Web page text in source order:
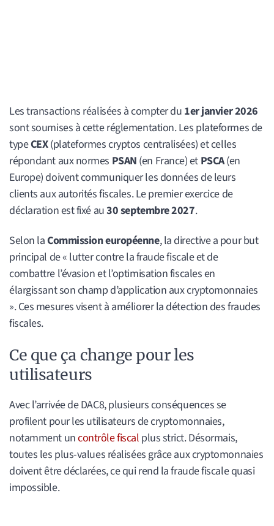
Les transactions réalisées à compter du 1er janvier 2026
sont soumises à cette réglementation. Les plateformes de
typeCEX(plateformes cryptos centralisées) et celles
répondant aux normes PSAN (en France) et PSCA(en
Europe) doivent communiquer les données de leurs
clients aux autorités fiscales. Le premier exercice de
déclaration est fixé au30 septembre 2027.
Selon laCommission européenne, la directive a pour but
principal de « lutter contre la fraude fiscale et de
combattre l’évasion et l’optimisation fiscales en
élargissant son champ d’application aux cryptomonnaies
». Ces mesures visent à améliorer la détection des fraudes
fiscales.
Ce que ça change pour les
utilisateurs
Avec l’arrivée de DAC8, plusieurs conséquences se
profilent pour les utilisateurs de cryptomonnaies,
notamment uncontrôle fiscal plus strict. Désormais,
toutes les plus-values réalisées grâce aux cryptomonnaies
doivent être déclarées, ce qui rend la fraude fiscale quasi
impossible.